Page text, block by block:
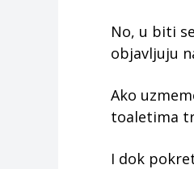
No, u biti
objavljuju
Ako
toaletima
I dok